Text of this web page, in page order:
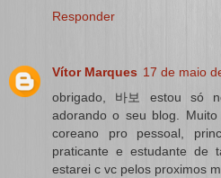
Responder
Vítor Marques 17 de maio
obrigado, 바보 estou só
adorando o seu blog.
coreano pro pessoal,
praticante e estudante de
estarei c vc pelos proximos